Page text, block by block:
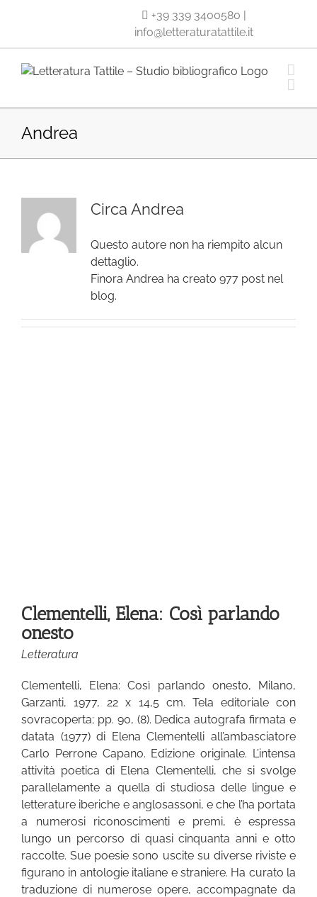
+39 339 3400580 |
info@letteraturatattile.it
Andrea
Circa Andrea
Questo autore non ha riempito alcun
dettaglio.
Finora Andrea ha creato 977 post nel
blog.
Clementelli, Elena: Così parlando
onesto
Letteratura
Clementelli, Elena: Così parlando onesto, Milano,
Garzanti, 1977, 22 x 14,5 cm. Tela editoriale con
sovracoperta; pp. 90, (8). Dedica autografa firmata e
datata (1977) di Elena Clementelli all’ambasciatore
Carlo Perrone Capano. Edizione originale. L’intensa
attività poetica di Elena Clementelli, che si svolge
parallelamente a quella di studiosa delle lingue e
letterature iberiche e anglosassoni, e che l’ha portata
a numerosi riconoscimenti e premi, è espressa
lungo un percorso di quasi cinquanta anni e otto
raccolte. Sue poesie sono uscite su diverse riviste e
figurano in antologie italiane e straniere. Ha curato la
traduzione di numerose opere, accompagnate da